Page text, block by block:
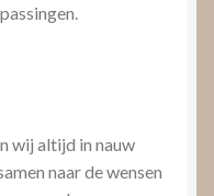
wij altijd in nauw
naar de wensen